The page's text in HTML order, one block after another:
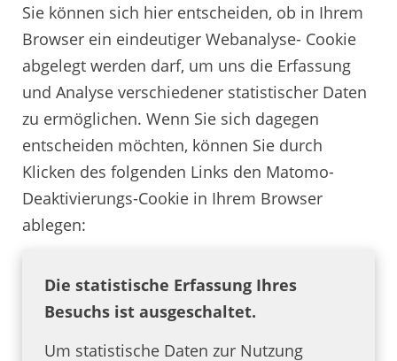
Sie können sich hier entscheiden, ob in Ihrem
Browser ein eindeutiger Webanalyse- Cookie
abgelegt werden darf, um uns die Erfassung
und Analyse verschiedener statistischer Daten
zu ermöglichen. Wenn Sie sich dagegen
entscheiden möchten, können Sie durch
Klicken des folgenden Links den Matomo-
Deaktivierungs-Cookie in Ihrem Browser
ablegen:
Die statistische Erfassung Ihres
Besuchs ist ausgeschaltet.
Um statistische Daten zur Nutzung